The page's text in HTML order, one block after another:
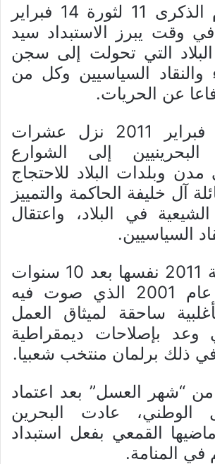
يصادف اليوم الذكرى 11 لثورة 14 فبراير
وقت يبرز الاستبداد سيد
التي تحولت إلى سجن
والنقاد السياسيين وكل من
عن الحريات.
في يوم 14 فبراير 2011 نزل عشرات
إلى الشوارع
مدن وبلدات البلاد للاحتجاج
آل خليفة الحاكمة والتمييز
في البلاد، واعتقال
السياسيين.
جاءت انتفاضة 2011 نفسها بعد 10 سنوات
من استفتاء عام 2001 الذي صوت فيه
ساحقة لميثاق العمل
وعد بإصلاحات ديمقراطية
ذلك برلمان منتخب شعبيا.
“شهر العسل” بعد اعتماد
الوطني، عادت البحرين
القمعي بفعل استبداد
في المنامة.